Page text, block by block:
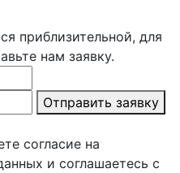
приблизительной, для
нам заявку.
Отправить заявку
согласие на
и соглашаетесь с